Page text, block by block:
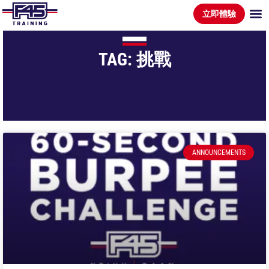
立即體驗
TAG: 挑戰
ANNOUNCEMENTS